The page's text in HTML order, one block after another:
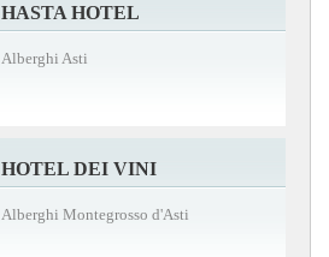
HASTA HOTEL
Alberghi Asti
HOTEL DEI VINI
Alberghi Montegrosso d'Asti